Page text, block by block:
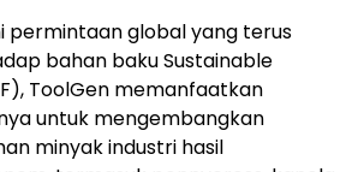
permintaan global yang terus
bahan baku Sustainable
ToolGen memanfaatkan
untuk mengembangkan
minyak industri hasil